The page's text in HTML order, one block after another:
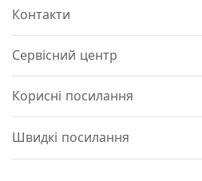
Контакти
Сервісний центр
Корисні посилання
Швидкі посилання